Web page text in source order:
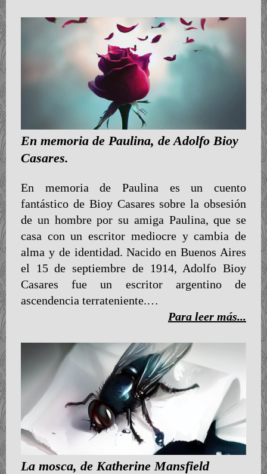
En memoria de Paulina, de Adolfo Bioy
Casares.
En memoria de Paulina es un cuento
fantástico de Bioy Casares sobre la obsesión
de un hombre por su amiga Paulina, que se
casa con un escritor mediocre y cambia de
alma y de identidad. Nacido en Buenos Aires
el 15 de septiembre de 1914, Adolfo Bioy
Casares fue un escritor argentino de
ascendencia terrateniente.…
Para leer más...
La mosca, de Katherine Mansfield